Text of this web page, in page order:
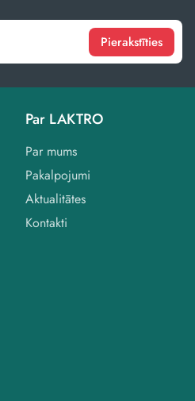
Pierakstīties
Par LAKTRO
Par mums
Pakalpojumi
Aktualitātes
Kontakti